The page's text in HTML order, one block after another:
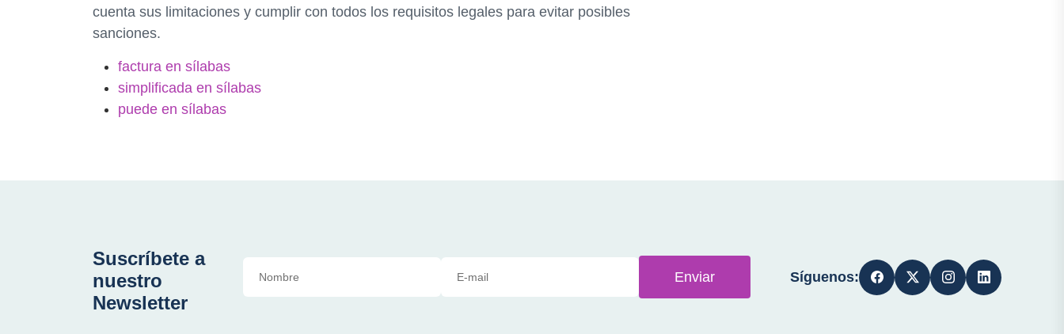
cuenta sus limitaciones y cumplir con todos los requisitos legales para evitar posibles
sanciones.
factura en sílabas
simplificada en sílabas
puede en sílabas
Suscríbete a
nuestro
Newsletter
Enviar Síguenos: